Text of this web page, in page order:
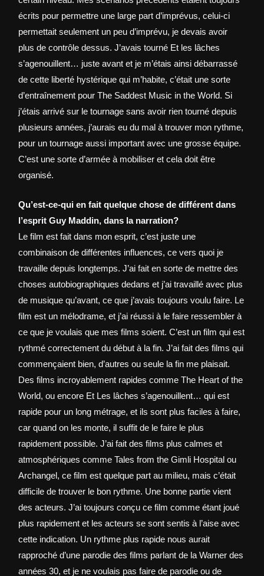
écrits pour permettre une large part d’imprévus, celui-ci
permettait seulement un peu d’imprévu, je devais avoir
plus de contrôle dessus. J’avais tourné Et les lâches
s’agenouillent… juste avant et je m’étais ainsi débarrassé
de cette liberté hystérique qui m’habite, c’était une sorte
d’entraînement pour The Saddest Music in the World. Si
j’étais arrivé sur le tournage sans avoir rien tourné depuis
plusieurs années, j’aurais eu du mal à trouver mon rythme,
pour un tournage aussi important avec une grosse équipe.
C’est une sorte d’armée à mobiliser et cela doit être
organisé.
Qu’est-ce-qui en fait quelque chose de différent dans
l’esprit Guy Maddin, dans la narration?
Le film est fait dans mon esprit, c’est juste une
combinaison de différentes influences, ce vers quoi je
travaille depuis longtemps. J’ai fait en sorte de mettre des
choses autobiographiques dedans et j’ai travaillé avec plus
de musique qu’avant, ce que j’avais toujours voulu faire. Le
film est un mélodrame, et j’ai réussi à le faire ressembler à
ce que je voulais que mes films soient. C’est un film qui est
rythmé correctement du début à la fin. J’ai fait des films qui
commençaient bien, d’autres ou seule la fin me plaisait.
Des films incroyablement rapides comme The Heart of the
World, ou encore Et Les lâches s’agenouillent… qui est
rapide pour un long métrage, et ils sont plus faciles à faire,
car quand on les monte, il suffit de le faire le plus
rapidement possible. J’ai fait des films plus calmes et
atmosphériques comme Tales from the Gimli Hospital ou
Archangel, ce film est quelque part au milieu, mais c’était
difficile de trouver le bon rythme. Une bonne partie vient
des acteurs. J’ai toujours conçu ce film comme étant joué
plus rapidement et les acteurs se sont sentis à l’aise avec
cette indication. Un rythme plus rapide nous aurait
rapproché d’une parodie des films parlant de la Warner des
années 30, et je ne voulais pas faire de parodie ou de